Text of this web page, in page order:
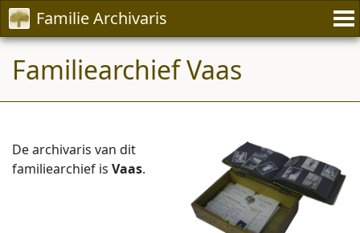
Familie Archivaris
Familiearchief Vaas
De archivaris van dit
familiearchief is Vaas.